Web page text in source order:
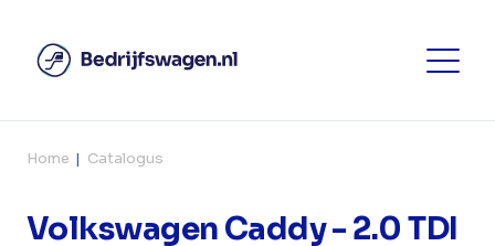
Home Catalogus
Volkswagen Caddy - 2.0 TDI